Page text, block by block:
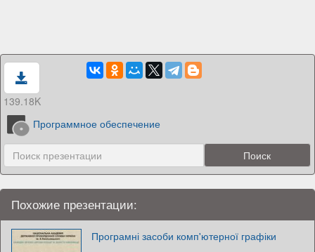
139.18K
Программное обеспечение
Похожие презентации:
Програмні засоби комп'ютерної графіки